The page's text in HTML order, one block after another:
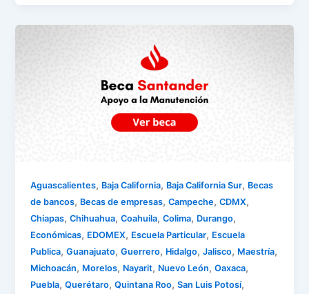
Aguascalientes, Baja California, Baja California Sur, Becas
de bancos, Becas de empresas,Campeche,CDMX,
Chiapas,Chihuahua,Coahuila,Colima, Durango,
Económicas, EDOMEX, Escuela Particular, Escuela
Publica,Guanajuato,Guerrero, Hidalgo,Jalisco, Maestría,
Michoacán, Morelos, Nayarit, Nuevo León,Oaxaca,
Puebla,Querétaro,Quintana Roo,San Luis Potosí,